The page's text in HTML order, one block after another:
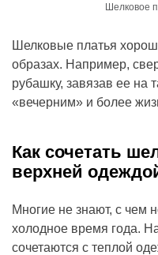
Шелковое
Шелковые платья
образах. Например,
рубашку, завязав ее на
«вечерним» и более
Как сочетать
верхней
Многие не знают, с чем
холодное время года.
сочетаются с теплой